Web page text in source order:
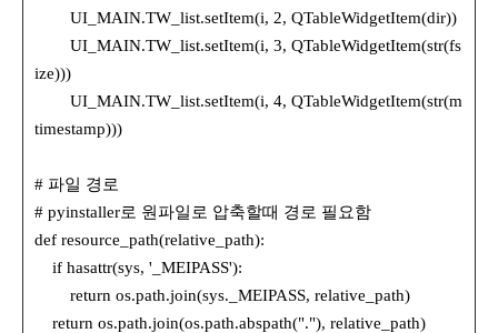
UI_MAIN.TW_list.setItem(i, 2, QTableWidgetItem(dir))
UI_MAIN.TW_list.setItem(i, 3, QTableWidgetItem(str(fs
ize)))
UI_MAIN.TW_list.setItem(i, 4, QTableWidgetItem(str(m
timestamp)))
# 파일 경로
# pyinstaller로 원파일로 압축할때 경로 필요함
def resource_path(relative_path):
if hasattr(sys, '_MEIPASS'):
return os.path.join(sys._MEIPASS, relative_path)
return os.path.join(os.path.abspath("."), relative_path)